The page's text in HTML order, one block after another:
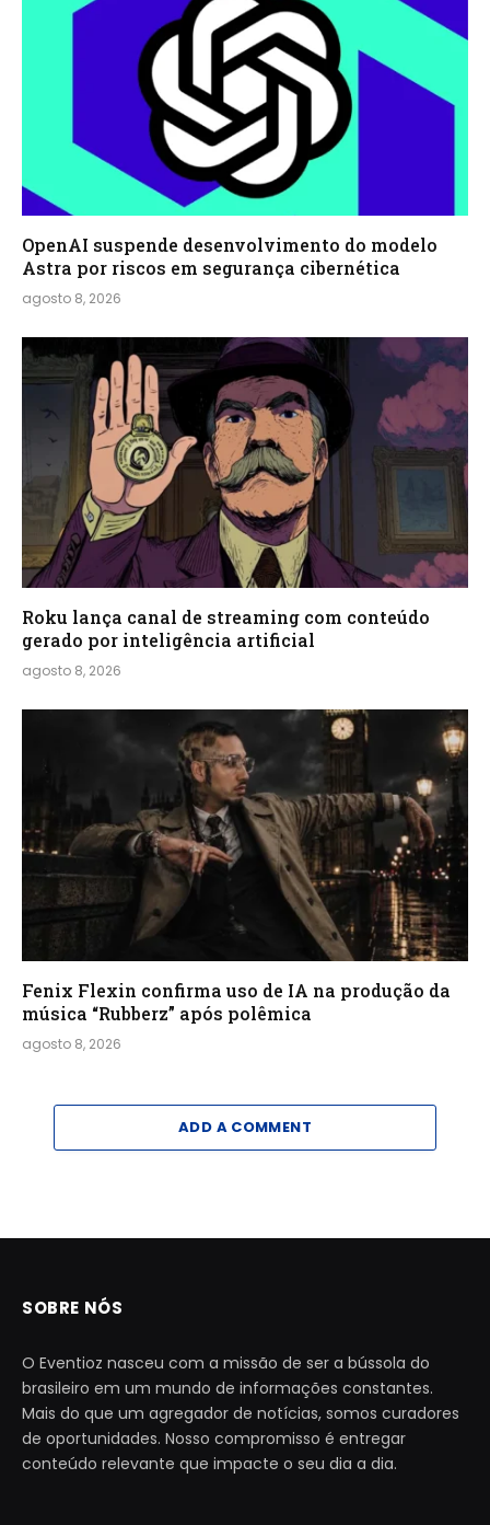
OpenAI suspende desenvolvimento do modelo
Astra por riscos em segurança cibernética
agosto 8, 2026
Roku lança canal de streaming com conteúdo
gerado por inteligência artificial
agosto 8, 2026
Fenix Flexin confirma uso de IA na produção da
música “Rubberz” após polêmica
agosto 8, 2026
ADD A COMMENT
SOBRE NÓS
O Eventioz nasceu com a missão de ser a bússola do
brasileiro em um mundo de informações constantes.
Mais do que um agregador de notícias, somos curadores
de oportunidades. Nosso compromisso é entregar
conteúdo relevante que impacte o seu dia a dia.